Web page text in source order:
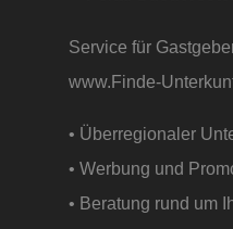
Service für
www.Finde-
• Überregionaler
• Werbung und
• Beratung rund um